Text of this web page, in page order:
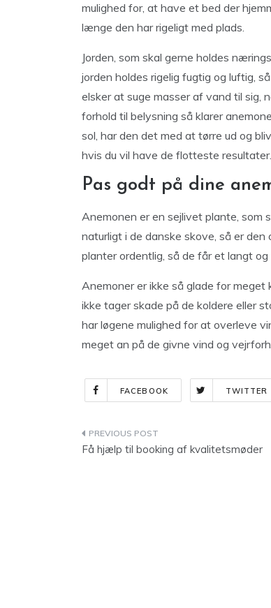
mulighed for, at have et bed der
længe den har rigeligt med plads.
Jorden, som skal gerne holdes
jorden holdes rigelig fugtig og luftig,
elsker at suge masser af vand til sig,
forhold til belysning så klarer
sol, har den det med at tørre ud og
hvis du vil have de flotteste resultater.
Pas godt på dine
Anemonen er en sejlivet plante, som
naturligt i de danske skove, så er
planter ordentlig, så de får et langt og
Anemoner er ikke så glade for
ikke tager skade på de koldere eller
har løgene mulighed for at overleve
meget an på de givne vind og
FACEBOOK TWITTER
Indlægsnavigation
Få hjælp til booking af kvalitetsmøder